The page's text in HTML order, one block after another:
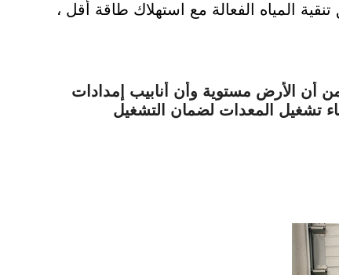
المياه الفعالة مع استهلاك طاقة أقل ،
أن الأرض مستوية وأن أنابيب إمدادات
تشغيل المعدات لضمان التشغيل